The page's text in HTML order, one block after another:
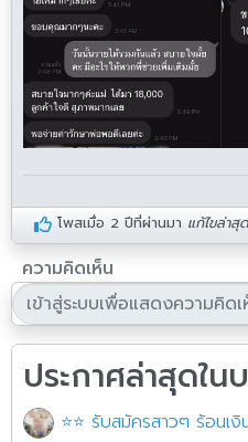
โพสเมื่อ 2 ปีที่ผ่านมา แก้ไขล่า
ความคิดเห็น
ประกาศล่าสุดใ
⭐⭐ รับสมัครสาวๆ ร้อนเ